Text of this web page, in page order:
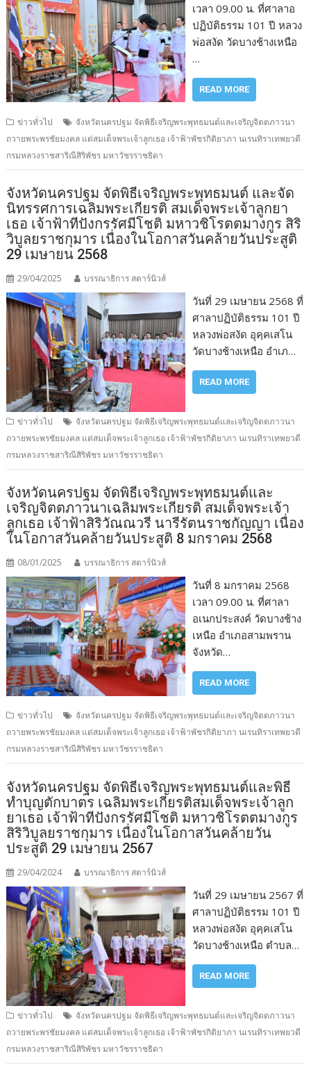
เวลา 09.00 น. ที่ศาลาอ
ปฏิบัติธรรม 101 ปี หลวง
พ่อสงัด วัดบางช้างเหนือ
…
READ MORE
ข่าวทั่วไป
จังหวัดนครปฐม จัดพิธีเจริญพระพุทธมนต์และเจริญจิตตภาวนา
ถวายพระพรชัยมงคล แด่สมเด็จพระเจ้าลูกเธอ เจ้าฟ้าพัชรกิติยาภา นเรนทิราเทพยวดี
กรมหลวงราชสาริณีสิริพัชร มหาวัชรราชธิดา
จังหวัดนครปฐม จัดพิธีเจริญพระพุทธมนต์ และจัด
นิทรรศการเฉลิมพระเกียรติ สมเด็จพระเจ้าลูกยา
เธอ เจ้าฟ้าทีปังกรรัศมีโชติ มหาวชิโรตตมางกูร สิริ
วิบูลยราชกุมาร เนื่องในโอกาสวันคล้ายวันประสูติ
29 เมษายน 2568
29/04/2025 บรรณาธิการ สตาร์นิวส์
วันที่ 29 เมษายน 2568 ที่
ศาลาปฏิบัติธรรม 101 ปี
หลวงพ่อสงัด อุคฺคเสโน
วัดบางช้างเหนือ อำเภ…
READ MORE
ข่าวทั่วไป
จังหวัดนครปฐม จัดพิธีเจริญพระพุทธมนต์และเจริญจิตตภาวนา
ถวายพระพรชัยมงคล แด่สมเด็จพระเจ้าลูกเธอ เจ้าฟ้าพัชรกิติยาภา นเรนทิราเทพยวดี
กรมหลวงราชสาริณีสิริพัชร มหาวัชรราชธิดา
จังหวัดนครปฐม จัดพิธีเจริญพระพุทธมนต์และ
เจริญจิตตภาวนาเฉลิมพระเกียรติ สมเด็จพระเจ้า
ลูกเธอ เจ้าฟ้าสิริวัณณวรี นารีรัตนราชกัญญา เนื่อง
ในโอกาสวันคล้ายวันประสูติ 8 มกราคม 2568
08/01/2025 บรรณาธิการ สตาร์นิวส์
วันที่ 8 มกราคม 2568
เวลา 09.00 น. ที่ศาลา
อเนกประสงค์ วัดบางช้าง
เหนือ อำเภอสามพราน
จังหวัด…
READ MORE
ข่าวทั่วไป
จังหวัดนครปฐม จัดพิธีเจริญพระพุทธมนต์และเจริญจิตตภาวนา
ถวายพระพรชัยมงคล แด่สมเด็จพระเจ้าลูกเธอ เจ้าฟ้าพัชรกิติยาภา นเรนทิราเทพยวดี
กรมหลวงราชสาริณีสิริพัชร มหาวัชรราชธิดา
จังหวัดนครปฐม จัดพิธีเจริญพระพุทธมนต์และพิธี
ทำบุญตักบาตร เฉลิมพระเกียรติสมเด็จพระเจ้าลูก
ยาเธอ เจ้าฟ้าทีปังกรรัศมีโชติ มหาวชิโรตตมางกูร
สิริวิบูลยราชกุมาร เนื่องในโอกาสวันคล้ายวัน
ประสูติ 29 เมษายน 2567
29/04/2024 บรรณาธิการ สตาร์นิวส์
วันที่ 29 เมษายน 2567 ที่
ศาลาปฏิบัติธรรม 101 ปี
หลวงพ่อสงัด อุคฺคเสโน
วัดบางช้างเหนือ ตำบล…
READ MORE
ข่าวทั่วไป
จังหวัดนครปฐม จัดพิธีเจริญพระพุทธมนต์และเจริญจิตตภาวนา
ถวายพระพรชัยมงคล แด่สมเด็จพระเจ้าลูกเธอ เจ้าฟ้าพัชรกิติยาภา นเรนทิราเทพยวดี
กรมหลวงราชสาริณีสิริพัชร มหาวัชรราชธิดา